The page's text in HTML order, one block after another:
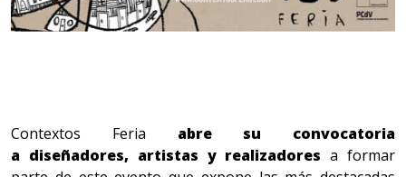
Contextos Feria abre su convocatoria
a diseñadores, artistas y realizadores a formar